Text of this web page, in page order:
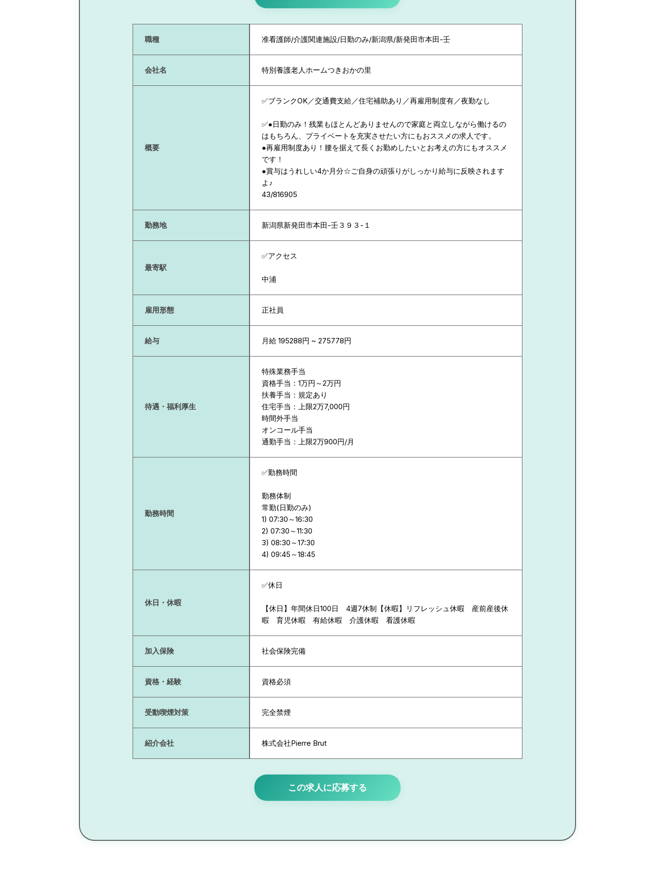
職種 准看護師/介護関連施設/日勤のみ/新潟県/新発田市本田-壬
会社名 特別養護老人ホームつきおかの里
概要
✅ブランクOK／交通費支給／住宅補助あり／再雇用制度有／夜勤なし
✅●日勤のみ！残業もほとんどありませんので家庭と両立しながら働けるの
はもちろん、プライベートを充実させたい方にもおススメの求人です。
●再雇用制度あり！腰を据えて長くお勤めしたいとお考えの方にもオススメ
です！
●賞与はうれしい4か月分☆ご自身の頑張りがしっかり給与に反映されます
よ♪
43/816905
勤務地 新潟県新発田市本田-壬３９３-１
最寄駅
✅アクセス
中浦
雇用形態 正社員
給与 月給 195288円 ~ 275778円
待遇・福利厚生
特殊業務手当
資格手当：1万円～2万円
扶養手当：規定あり
住宅手当：上限2万7,000円
時間外手当
オンコール手当
通勤手当：上限2万900円/月
勤務時間
✅勤務時間
勤務体制
常勤(日勤のみ)
1) 07:30～16:30
2) 07:30～11:30
3) 08:30～17:30
休日・休暇
✅休日
【休日】年間休日100日 4週7休制【休暇】リフレッシュ休暇 産前産後休
暇 育児休暇 有給休暇 介護休暇 看護休暇
加入保険 社会保険完備
資格・経験 資格必須
受動喫煙対策 完全禁煙
紹介会社 株式会社Pierre Brut
この求人に応募する